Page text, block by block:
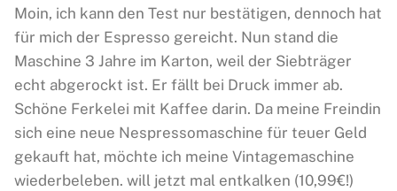
Moin, ich kann den Test nur bestätigen, dennoch hat
für mich der Espresso gereicht. Nun stand die
Maschine 3 Jahre im Karton, weil der Siebträger
echt abgerockt ist. Er fällt bei Druck immer ab.
Schöne Ferkelei mit Kaffee darin. Da meine Freindin
sich eine neue Nespressomaschine für teuer Geld
gekauft hat, möchte ich meine Vintagemaschine
wiederbeleben. will jetzt mal entkalken (10,99€!)